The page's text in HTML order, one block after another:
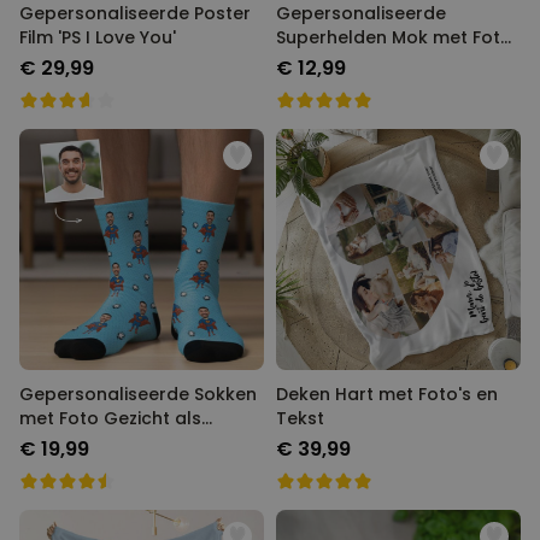
Gepersonaliseerde Poster
Film 'PS I Love You'
€ 29,99
Gepersonaliseerde
Superhelden Mok met Foto
Gezicht
€ 12,99
Gepersonaliseerde Sokken
met Foto Gezicht als
Superheld
€ 19,99
Deken Hart met Foto's en
Tekst
€ 39,99